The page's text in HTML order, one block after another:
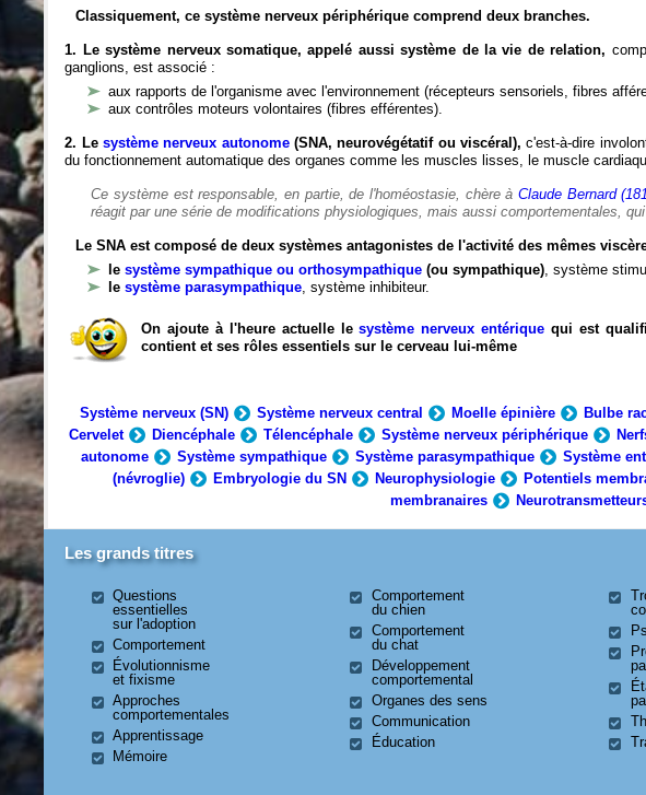
Classiquement, ce système nerveux périphérique comprend deux branches.
1. Le système nerveux somatique, appelé aussi système de la vie de relation,
ganglions, est associé :
aux rapports de l'organisme avec l'environnement (récepteurs sensoriels, fibres
aux contrôles moteurs volontaires (fibres efférentes).
2. Le système nerveux autonome(SNA, neurovégétatif ou viscéral), c'est-à-dire
du fonctionnement automatique des organes comme les muscles lisses, le muscle
Ce système est responsable, en partie, de l'homéostasie, chère àClaude Bernard
réagit par une série de modifications physiologiques, mais aussi comportementales,
Le SNA est composé de deux systèmes antagonistes de l'activité des mêmes
lesystème sympathique ou orthosympathique (ou sympathique), système
lesystème parasympathique, système inhibiteur.
On ajoute à l'heure actuelle lesystème nerveux entérique qui est
contient et ses rôles essentiels sur le cerveau lui-même
Système nerveux (SN) Système nerveux central Moelle épinière Bulbe
Cervelet
Diencéphale Télencéphale Système nerveux périphérique
autonome
Système sympathique Système parasympathique Système
(névroglie)
Embryologie du SN Neurophysiologie Potentiels
membranaires
Les grands titres
Questions
essentielles
sur l'adoption
Comportement
Évolutionnisme
et fixisme
Approches
comportementales
Apprentissage
Mémoire
Comportement
du chien
Comportement
du chat
Développement
comportemental
Organes des sens
Communication
Éducation